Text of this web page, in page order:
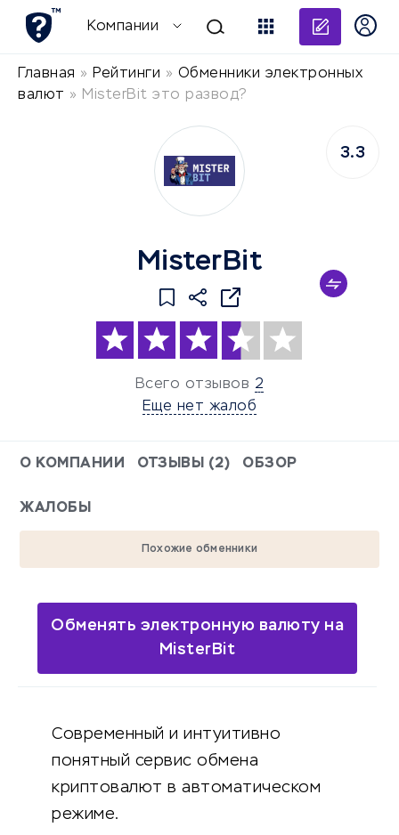
Компании
Главная » Рейтинги » Обменники электронных
валют » MisterBit это развод?
MisterBit
Всего отзывов 2
Еще нет жалоб
3.3
О КОМПАНИИ ОТЗЫВЫ (2) ОБЗОР
ЖАЛОБЫ
Похожие обменники
Обменять электронную валюту на
MisterBit
Современный и интуитивно
понятный сервис обмена
криптовалют в автоматическом
режиме.